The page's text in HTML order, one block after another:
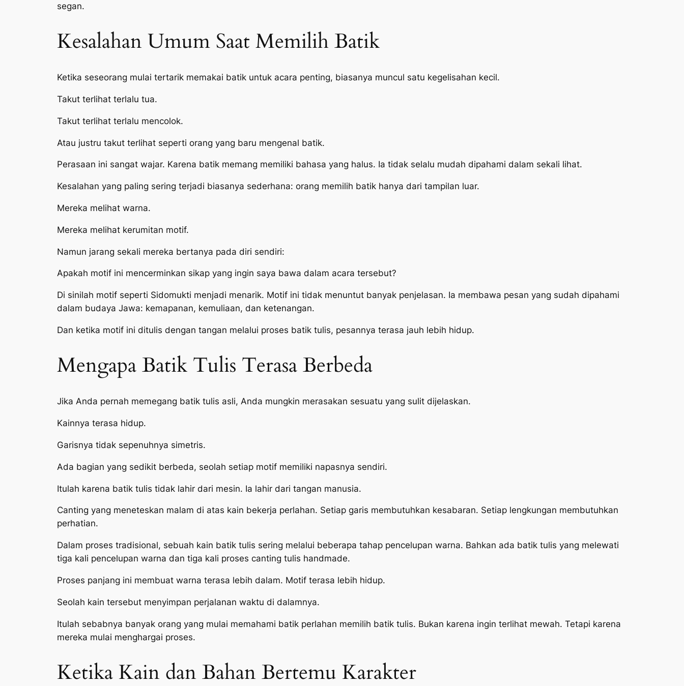
segan.
Kesalahan Umum Saat Memilih Batik
Ketika seseorang mulai tertarik memakai batik untuk acara penting, biasanya muncul satu kegelisahan kecil.
Takut terlihat terlalu tua.
Takut terlihat terlalu mencolok.
Atau justru takut terlihat seperti orang yang baru mengenal batik.
Perasaan ini sangat wajar. Karena batik memang memiliki bahasa yang halus. Ia tidak selalu mudah dipahami dalam sekali lihat.
Kesalahan yang paling sering terjadi biasanya sederhana: orang memilih batik hanya dari tampilan luar.
Mereka melihat warna.
Mereka melihat kerumitan motif.
Namun jarang sekali mereka bertanya pada diri sendiri:
Apakah motif ini mencerminkan sikap yang ingin saya bawa dalam acara tersebut?
Di sinilah motif seperti Sidomukti menjadi menarik. Motif ini tidak menuntut banyak penjelasan. Ia membawa pesan yang sudah dipahami
dalam budaya Jawa: kemapanan, kemuliaan, dan ketenangan.
Dan ketika motif ini ditulis dengan tangan melalui proses batik tulis, pesannya terasa jauh lebih hidup.
Mengapa Batik Tulis Terasa Berbeda
Jika Anda pernah memegang batik tulis asli, Anda mungkin merasakan sesuatu yang sulit dijelaskan.
Kainnya terasa hidup.
Garisnya tidak sepenuhnya simetris.
Ada bagian yang sedikit berbeda, seolah setiap motif memiliki napasnya sendiri.
Itulah karena batik tulis tidak lahir dari mesin. Ia lahir dari tangan manusia.
Canting yang meneteskan malam di atas kain bekerja perlahan. Setiap garis membutuhkan kesabaran. Setiap lengkungan membutuhkan
perhatian.
Dalam proses tradisional, sebuah kain batik tulis sering melalui beberapa tahap pencelupan warna. Bahkan ada batik tulis yang melewati
tiga kali pencelupan warna dan tiga kali proses canting tulis handmade.
Proses panjang ini membuat warna terasa lebih dalam. Motif terasa lebih hidup.
Seolah kain tersebut menyimpan perjalanan waktu di dalamnya.
Itulah sebabnya banyak orang yang mulai memahami batik perlahan memilih batik tulis. Bukan karena ingin terlihat mewah. Tetapi karena
mereka mulai menghargai proses.
Ketika Kain dan Bahan Bertemu Karakter